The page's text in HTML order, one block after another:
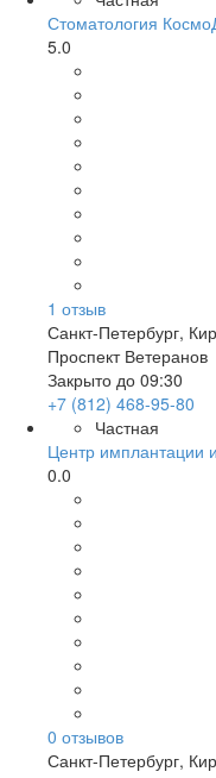
Стоматология
5.0
1 отзыв
Санкт-Петербург,
Проспект Ветеранов
Закрыто до 09:30
+7 (812) 468-95-80
Частная
Центр имплантации
0.0
0 отзывов
Санкт-Петербург,